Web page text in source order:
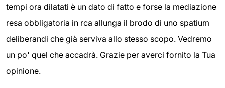
tempi ora dilatati è un dato di fatto e forse la mediazione
resa obbligatoria in rca allunga il brodo di uno spatium
deliberandi che già serviva allo stesso scopo. Vedremo
un po' quel che accadrà. Grazie per averci fornito la Tua
opinione.